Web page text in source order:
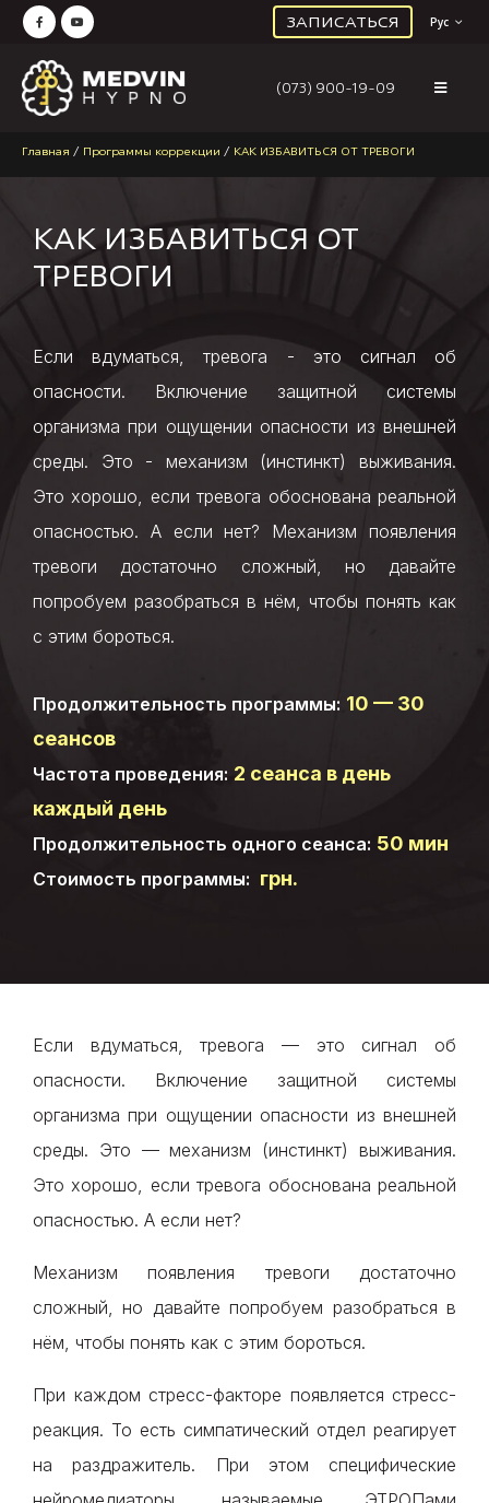
ЗАПИСАТЬСЯ Рус
(073) 900-19-09
Главная / Программы коррекции / КАК ИЗБАВИТЬСЯ ОТ ТРЕВОГИ
КАК ИЗБАВИТЬСЯ ОТ
ТРЕВОГИ
Если вдуматься, тревога - это сигнал об
опасности. Включение защитной системы
организма при ощущении опасности из внешней
среды. Это - механизм (инстинкт) выживания.
Это хорошо, если тревога обоснована реальной
опасностью. А если нет? Механизм появления
тревоги достаточно сложный, но давайте
попробуем разобраться в нём, чтобы понять как
с этим бороться.
Продолжительность программы: 10 — 30
сеансов
Частота проведения: 2 сеанса в день
каждый день
Продолжительность одного сеанса: 50 мин
Стоимость программы: грн.
Если вдуматься, тревога — это сигнал об
опасности. Включение защитной системы
организма при ощущении опасности из внешней
среды. Это — механизм (инстинкт) выживания.
Это хорошо, если тревога обоснована реальной
опасностью. А если нет?
Механизм появления тревоги достаточно
сложный, но давайте попробуем разобраться в
нём, чтобы понять как с этим бороться.
При каждом стресс-факторе появляется стресс-
реакция. То есть симпатический отдел реагирует
на раздражитель. При этом специфические